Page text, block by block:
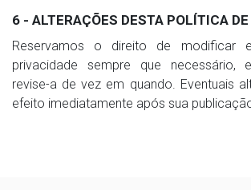
6 - ALTERAÇÕES DESTA POLÍTICA
Reservamos o direito de modificar
privacidade sempre que necessário,
revise-a de vez em quando. Eventuais
efeito imediatamente após sua